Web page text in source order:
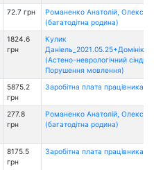
72.7 грн
Романенко Анатолій,
(багатодітна родина)
1824.6
грн
Кулик
(Астено-неврологічний
Порушення мовлення)
5875.2
грн
Заробітна плата працівникам
277.8
грн
Романенко Анатолій,
(багатодітна родина)
8175.5
грн
Заробітна плата працівникам